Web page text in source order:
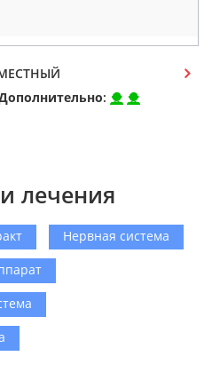
:
лечения
Нервная система